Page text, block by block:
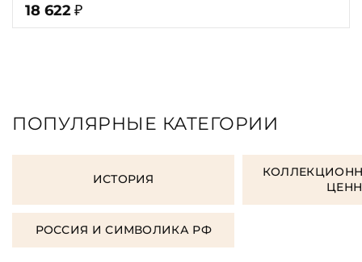
18 622 ₽
ПОПУЛЯРНЫЕ КАТЕГОРИИ
ИСТОРИЯ
РОССИЯ И СИМВОЛИКА РФ